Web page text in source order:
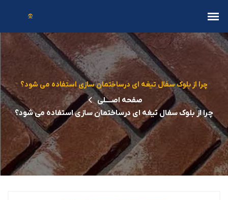
چرا از بلوک سفال تیغه ای درساختمان سازی استفاده می شود؟
صفحه اصــــلی
چرا از بلوک سفال تیغه ای درساختمان سازی استفاده می شود؟